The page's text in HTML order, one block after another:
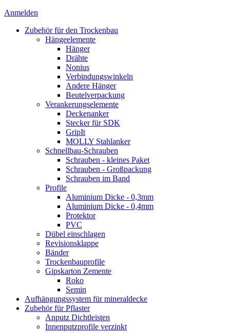
Anmelden
Zubehör für den Trockenbau
Hängeelemente
Hänger
Drähte
Nonius
Verbindungswinkeln
Andere Hänger
Beutelverpackung
Verankerungselemente
Deckenanker
Stecker für SDK
GripIt
MOLLY Stahlanker
Schnellbau-Schrauben
Schrauben - kleines Paket
Schrauben - Großpackung
Schrauben im Band
Profile
Aluminium Dicke - 0,3mm
Aluminium Dicke - 0,4mm
Protektor
PVC
Dübel einschlagen
Revisionsklappe
Bänder
Trockenbauprofile
Gipskarton Zemente
Roko
Semin
Aufhängungssystem für mineraldecke
Zubehör für Pflaster
Anputz Dichtleisten
Innenputzprofile verzinkt